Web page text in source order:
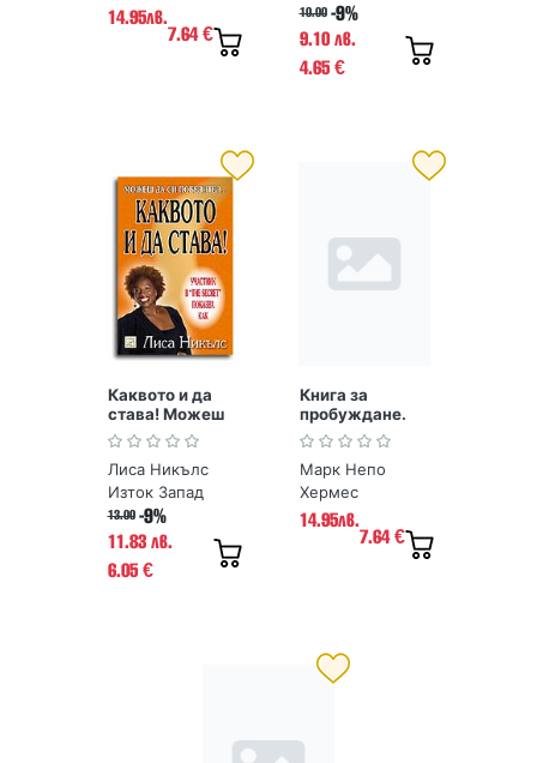
14.95лв.
7.64€
10.00 -9%
9.10 лв.
4.65 €
Каквото и да
става! Можеш
да си
победител...
Лиса Никълс
Изток Запад
13.00 -9%
11.83 лв.
6.05 €
Книга за
пробуждане.
365 идеи да
посрещнеш
новия ден
Марк Непо
Хермес
14.95лв.
7.64€